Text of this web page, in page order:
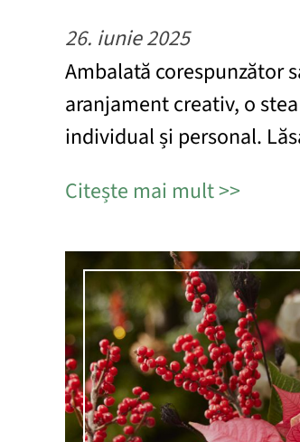
26. iunie 2025
Ambalată corespunzător
aranjament creativ, o
individual și personal.
Citește mai mult